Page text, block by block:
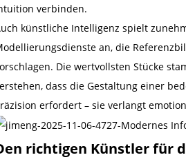
verbinden.
künstliche Intelligenz spielt
an, die
Die wertvollsten Stücke
dass die Gestaltung einer
erfordert – sie verlangt
richtigen Künstler für